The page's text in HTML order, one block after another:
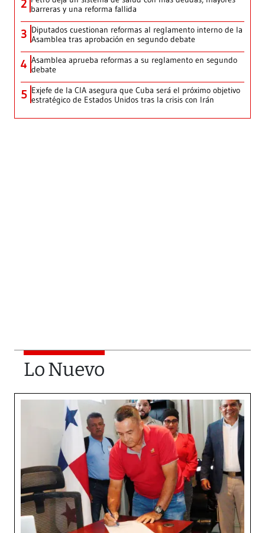
2 barreras y una reforma fallida
3 Diputados cuestionan reformas al reglamento interno de la
Asamblea tras aprobación en segundo debate
4 Asamblea aprueba reformas a su reglamento en segundo
debate
5 Exjefe de la CIA asegura que Cuba será el próximo objetivo
estratégico de Estados Unidos tras la crisis con Irán
Lo Nuevo